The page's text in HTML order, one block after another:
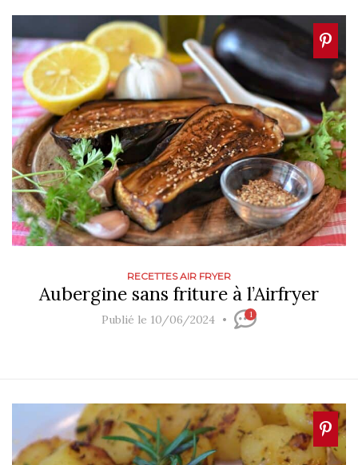
RECETTES AIR FRYER
Aubergine sans friture à l’Airfryer
Publié le 10/06/2024 1